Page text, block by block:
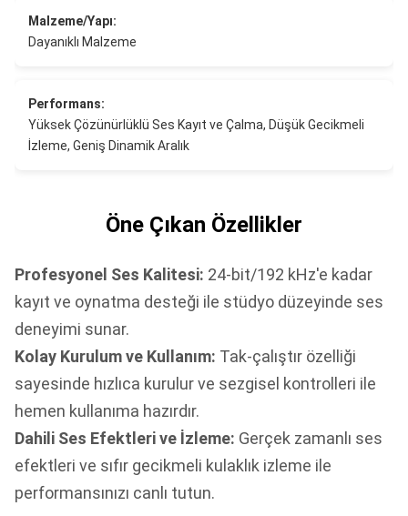
Malzeme/Yapı:
Dayanıklı Malzeme
Performans:
Yüksek Çözünürlüklü Ses Kayıt ve Çalma, Düşük Gecikmeli
İzleme, Geniş Dinamik Aralık
Öne Çıkan Özellikler
Profesyonel Ses Kalitesi: 24-bit/192 kHz'e kadar
kayıt ve oynatma desteği ile stüdyo düzeyinde ses
deneyimi sunar.
Kolay Kurulum ve Kullanım: Tak-çalıştır özelliği
sayesinde hızlıca kurulur ve sezgisel kontrolleri ile
hemen kullanıma hazırdır.
Dahili Ses Efektleri ve İzleme: Gerçek zamanlı ses
efektleri ve sıfır gecikmeli kulaklık izleme ile
performansınızı canlı tutun.